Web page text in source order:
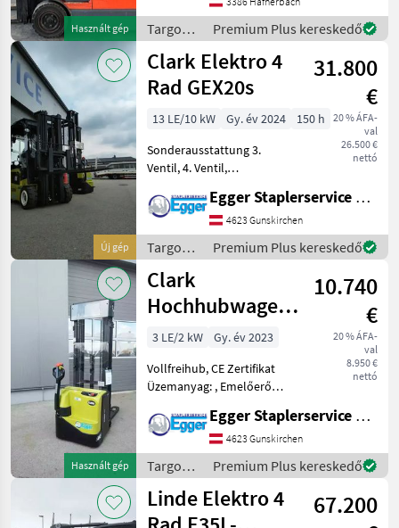
Használt gép
Seitenschieber,
Sonderausstattung: 3.
Ventil, 4.
Targoncák
és
raktártechnika
/ Toyota
Premium Plus kereskedő
Új gép
Clark Elektro 4
Rad GEX20s
31.800
€
20 % ÁFA-
val
26.500 €
nettó
13 LE/10 kW Gy. év 2024
150 h
Sonderausstattung 3.
Ventil, 4. Ventil,
Arbeitsscheinwerfer vorn,
Dachabdeckung,
Frontscheibe, Halbkabine,
Lastschutzgitter, Vollfreihu
Egger Staplerservice GmbH &Co KG
4623 Gunskirchen
Targoncák
és
raktártechnika
/ Clark
Premium Plus kereskedő
Használt gép
Clark
Hochhubwagen
SWX16
10.740
€
20 % ÁFA-
val
8.950 €
nettó
3 LE/2 kW
Gy. év 2023
Vollfreihub, CE Zertifikat
Üzemanyag: , Emelőerő
típusa: Hármas, Első
targonca, : Első targonca
Targoncák és
raktártechnika Targonca
Egger Staplerservice GmbH &Co KG
4623 Gunskirchen
Targoncák
és
raktártechnika
/ Clark
Premium Plus kereskedő
Linde Elektro 4
67.200